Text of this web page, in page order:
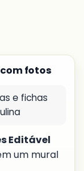
com fotos
e fichas
Editável
um mural